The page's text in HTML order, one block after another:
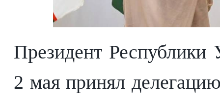
Президент Республики
2 мая принял